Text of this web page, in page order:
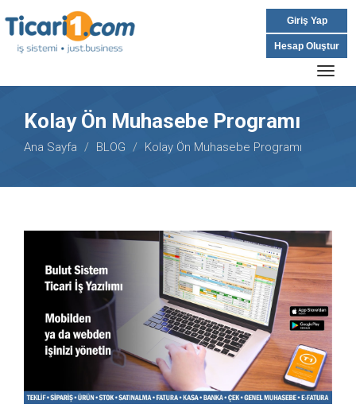
Kolay Ön Muhasebe Programı
Ana Sayfa BLOG Kolay Ön Muhasebe Programı
Giriş Yap
Hesap Oluştur